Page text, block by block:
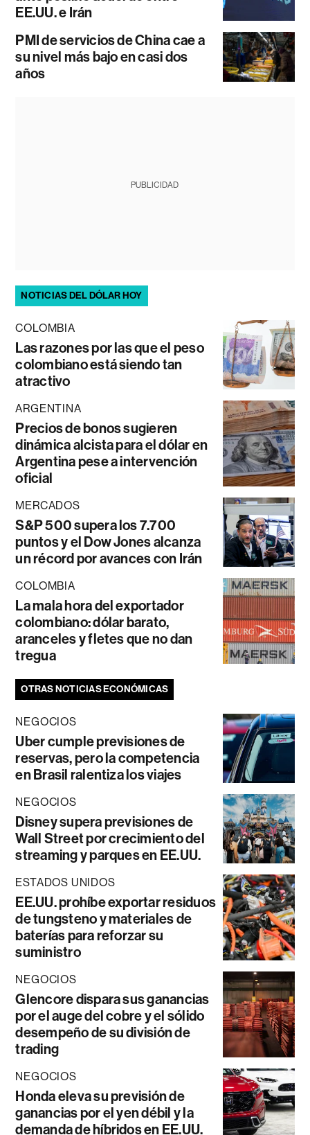
EE.UU. e Irán
PMI de servicios de China cae a
su nivel más bajo en casi dos
años
PUBLICIDAD
NOTICIAS DEL DÓLAR HOY
COLOMBIA
Las razones por las que el peso
colombiano está siendo tan
atractivo
ARGENTINA
Precios de bonos sugieren
dinámica alcista para el dólar en
Argentina pese a intervención
oficial
MERCADOS
S&P 500 supera los 7.700
puntos y el Dow Jones alcanza
un récord por avances con Irán
COLOMBIA
La mala hora del exportador
colombiano: dólar barato,
aranceles y fletes que no dan
tregua
OTRAS NOTICIAS ECONÓMICAS
NEGOCIOS
Uber cumple previsiones de
reservas, pero la competencia
en Brasil ralentiza los viajes
NEGOCIOS
Disney supera previsiones de
Wall Street por crecimiento del
streaming y parques en EE.UU.
ESTADOS UNIDOS
EE.UU. prohíbe exportar residuos
de tungsteno y materiales de
baterías para reforzar su
suministro
NEGOCIOS
Glencore dispara sus ganancias
por el auge del cobre y el sólido
desempeño de su división de
trading
NEGOCIOS
Honda eleva su previsión de
ganancias por el yen débil y la
demanda de híbridos en EE.UU.